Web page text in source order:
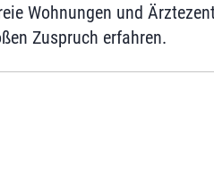
Wohnungen und
Zuspruch erfahren.